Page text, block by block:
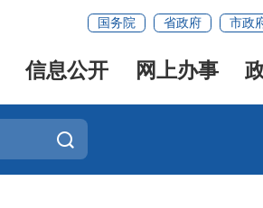
国务院 省政府 市政
信息公开 网上办事